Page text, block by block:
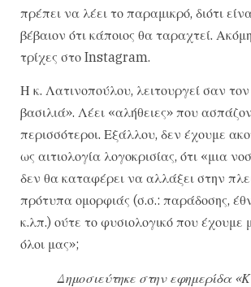
πρέπει να λέει το παραμικρό, διότι
βέβαιον ότι κάποιος θα ταραχτεί.
τρίχες στο Instagram.
Η κ. Λατινοπούλου, λειτουργεί σαν
βασιλιά». Λέει «αλήθειες» που
περισσότεροι. Εξάλλου, δεν έχουμε
ως αιτιολογία λογοκρισίας, ότι «μια
δεν θα καταφέρει να αλλάξει στην
πρότυπα ομορφιάς (σ.σ.: παράδοσης,
κ.λπ.) ούτε το φυσιολογικό που έχουμε
όλοι μας»;
Δημοσιεύτηκε στην εφημερίδα